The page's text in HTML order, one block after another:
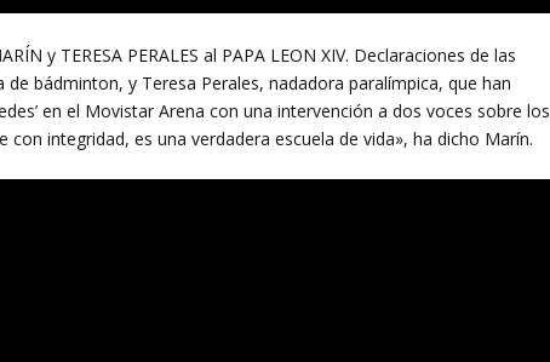
y TERESA PERALES al PAPA LEON XIV. Declaraciones de las
bádminton, y Teresa Perales, nadadora paralímpica, que han
en el Movistar Arena con una intervención a dos voces sobre los
integridad, es una verdadera escuela de vida», ha dicho Marín.